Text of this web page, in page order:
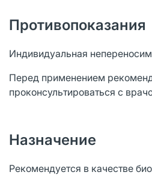
Противопоказания
Индивидуальная
Перед применением
проконсультироваться с
Назначение
Рекомендуется в качестве